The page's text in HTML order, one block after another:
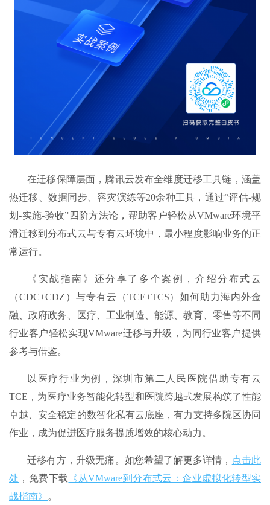
在迁移保障层面，腾讯云发布全维度迁移工具链，涵盖
热迁移、数据同步、容灾演练等20余种工具，通过“评估-规
划-实施-验收”四阶方法论，帮助客户轻松从VMware环境平
滑迁移到分布式云与专有云环境中，最小程度影响业务的正
常运行。
《实战指南》还分享了多个案例，介绍分布式云
（CDC+CDZ）与专有云（TCE+TCS）如何助力海内外金
融、政府政务、医疗、工业制造、能源、教育、零售等不同
行业客户轻松实现VMware迁移与升级，为同行业客户提供
参考与借鉴。
以医疗行业为例，深圳市第二人民医院借助专有云
TCE，为医疗业务智能化转型和医院跨越式发展构筑了性能
卓越、安全稳定的数智化私有云底座，有力支持多院区协同
作业，成为促进医疗服务提质增效的核心动力。
迁移有方，升级无痛。如您希望了解更多详情， 点击此
处 ，免费下载 《从VMware到分布式云：企业虚拟化转型实
战指南》
。